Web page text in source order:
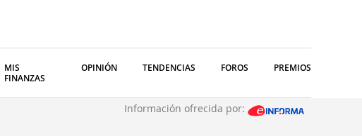
MIS
FINANZAS
OPINIÓN TENDENCIAS FOROS PREMIOS
Información ofrecida por: